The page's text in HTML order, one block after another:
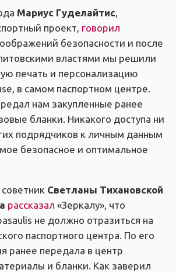
Мариус Гуделайтис,
проект, говорил
безопасности и после
властями мы решили
печать и персонализацию
в самом паспортном центре.
нам закупленные ранее
бланки. Никакого доступа ни
подрядчиков к личным данным
безопасное и оптимальное
Светланы Тихановской
рассказал «Зеркалу», что
не должно отразиться на
паспортного центра. По его
ранее передала в центр
и бланки. Как заверил